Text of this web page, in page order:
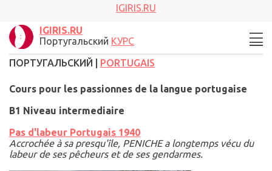
IGIRIS.RU
IGIRIS.RU
Португальский КУРС
ПОРТУГАЛЬСКИЙ | PORTUGAIS
Cours pour les passionnes de la langue portugaise
B1 Niveau intermediaire
Pas d'labeur Portugais 1940
Accrochée à sa presqu'île, PENICHE a longtemps vécu du
labeur de ses pêcheurs et de ses gendarmes.